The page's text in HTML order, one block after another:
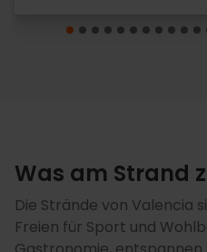
Was am Strand
Die Strände von Valencia
Freien für Sport und